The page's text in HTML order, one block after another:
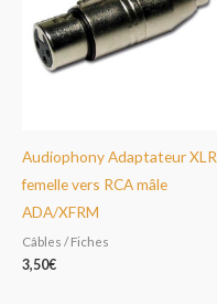
Audiophony Adaptateur XLR
femelle vers RCA mâle
ADA/XFRM
Câbles / Fiches
3,50€